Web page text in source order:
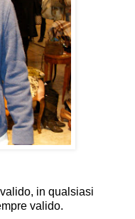
in qualsiasi
valido.